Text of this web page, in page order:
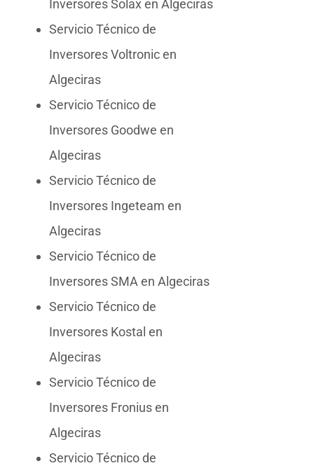
Inversores Solax en Algeciras
Servicio Técnico de
Inversores Voltronic en
Algeciras
Servicio Técnico de
Inversores Goodwe en
Algeciras
Servicio Técnico de
Inversores Ingeteam en
Algeciras
Servicio Técnico de
Inversores SMA en Algeciras
Servicio Técnico de
Inversores Kostal en
Algeciras
Servicio Técnico de
Inversores Fronius en
Algeciras
Servicio Técnico de